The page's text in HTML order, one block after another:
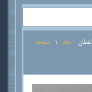
جلد :
صفحه